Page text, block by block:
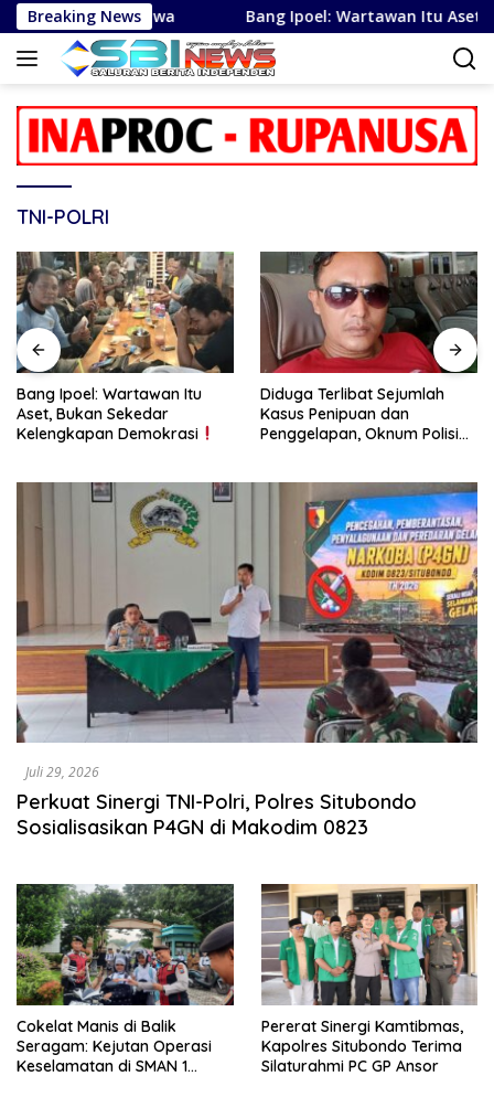
Langsung
ke
konten
Breaking News
Tanah Jawa Bang Ipoel: Wartawan Itu Aset, Bukan
TNI-POLRI
Bang Ipoel: Wartawan Itu
Aset, Bukan Sekedar
Kelengkapan Demokrasi
Diduga Terlibat Sejumlah
Kasus Penipuan dan
Penggelapan, Oknum Polisi
Juli 29, 2026
Perkuat Sinergi TNI-Polri, Polres Situbondo
Sosialisasikan P4GN di Makodim 0823
Cokelat Manis di Balik
Seragam: Kejutan Operasi
Keselamatan di SMAN 1
Pererat Sinergi Kamtibmas,
Kapolres Situbondo Terima
Silaturahmi PC GP Ansor